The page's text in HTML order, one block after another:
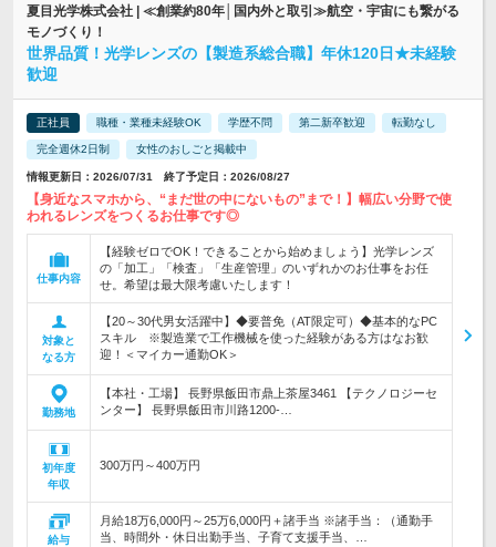
夏目光学株式会社 | ≪創業約80年│国内外と取引≫航空・宇宙にも繋がる
モノづくり！
世界品質！光学レンズの【製造系総合職】年休120日★未経験
歓迎
正社員 職種・業種未経験OK 学歴不問 第二新卒歓迎 転勤なし
完全週休2日制 女性のおしごと掲載中
情報更新日：2026/07/31 終了予定日：2026/08/27
【身近なスマホから、“まだ世の中にないもの”まで！】幅広い分野で使
われるレンズをつくるお仕事です◎
仕事内容
【経験ゼロでOK！できることから始めましょう】光学レンズ
の「加工」「検査」「生産管理」のいずれかのお仕事をお任
せ。希望は最大限考慮いたします！
対象と
なる方
【20～30代男女活躍中】◆要普免（AT限定可）◆基本的なPC
スキル ※製造業で工作機械を使った経験がある方はなお歓
迎！＜マイカー通勤OK＞
勤務地
【本社・工場】 長野県飯田市鼎上茶屋3461 【テクノロジーセ
ンター】 長野県飯田市川路1200-…
初年度
年収
300万円～400万円
給与
月給18万6,000円～25万6,000円＋諸手当 ※諸手当：（通勤手
当、時間外・休日出勤手当、子育て支援手当、…